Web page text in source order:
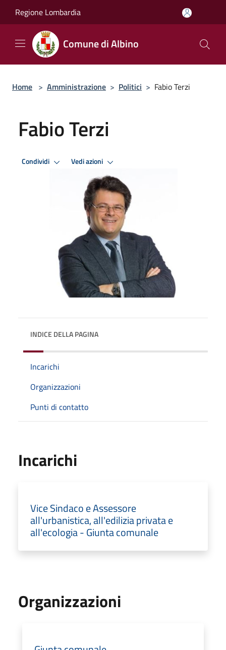
Regione Lombardia
Comune di Albino
Home > Amministrazione > Politici > Fabio Terzi
Fabio Terzi
Condividi Vedi azioni
INDICE DELLA PAGINA
Incarichi
Organizzazioni
Punti di contatto
Incarichi
Vice Sindaco e Assessore
all'urbanistica, all'edilizia privata e
all'ecologia - Giunta comunale
Organizzazioni